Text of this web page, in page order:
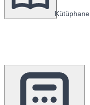
Kütüphane